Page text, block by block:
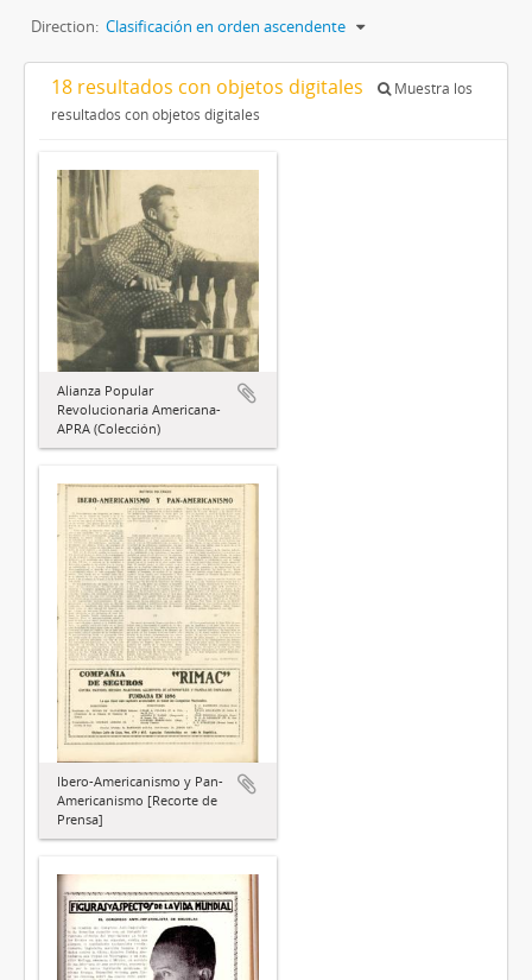
Direction: Clasificación en orden ascendente
18 resultados con objetos digitales
Muestra los
resultados con objetos digitales
Alianza Popular
Revolucionaria Americana-
APRA (Colección)
Ibero-Americanismo y Pan-
Americanismo [Recorte de
Prensa]